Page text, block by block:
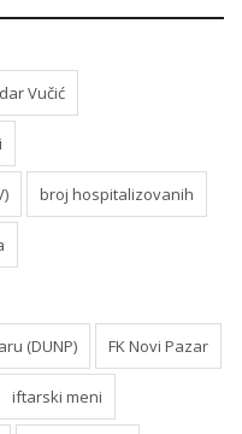
Vučić
broj hospitalizovanih
(DUNP) FK Novi Pazar
iftarski meni